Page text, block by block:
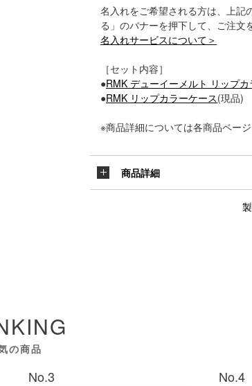
名入れをご希望される方は、上記
る」のバナーを押下して、ご注文
名入れサービスについて＞
［セット内容］
●RMK デューイーメルト リップ
●RMK リップカラーケース(現品)
※商品詳細については各商品ページ
商品詳細
の商品
No.3 No.4